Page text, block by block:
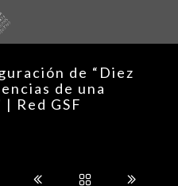
de “Diez
de una
Red GSF